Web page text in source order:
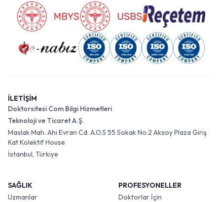
İLETİŞİM
Doktorsitesi Com Bilgi Hizmetleri
Teknoloji ve Ticaret A.Ş.
Maslak Mah. Ahi Evran Cd. A.O.S 55 Sokak No:2 Aksoy Plaza Giriş
Kat Kolektif House
İstanbul, Türkiye
SAĞLIK
Uzmanlar
PROFESYONELLER
Doktorlar İçin